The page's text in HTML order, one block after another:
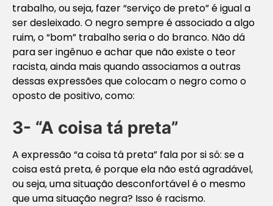
trabalho, ou seja, fazer “serviço de preto” é igual a
ser desleixado. O negro sempre é associado a algo
ruim, o “bom” trabalho seria o do branco. Não dá
para ser ingênuo e achar que não existe o teor
racista, ainda mais quando associamos a outras
dessas expressões que colocam o negro como o
oposto de positivo, como:
3- “A coisa tá preta”
A expressão “a coisa tá preta” fala por si só: se a
coisa está preta, é porque ela não está agradável,
ou seja, uma situação desconfortável é o mesmo
que uma situação negra? Isso é racismo.